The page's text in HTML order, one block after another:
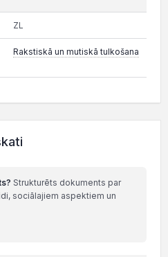
ZL
Rakstiskā un mutiskā tulkošana
Strukturēts dokuments par
sociālajiem aspektiem un